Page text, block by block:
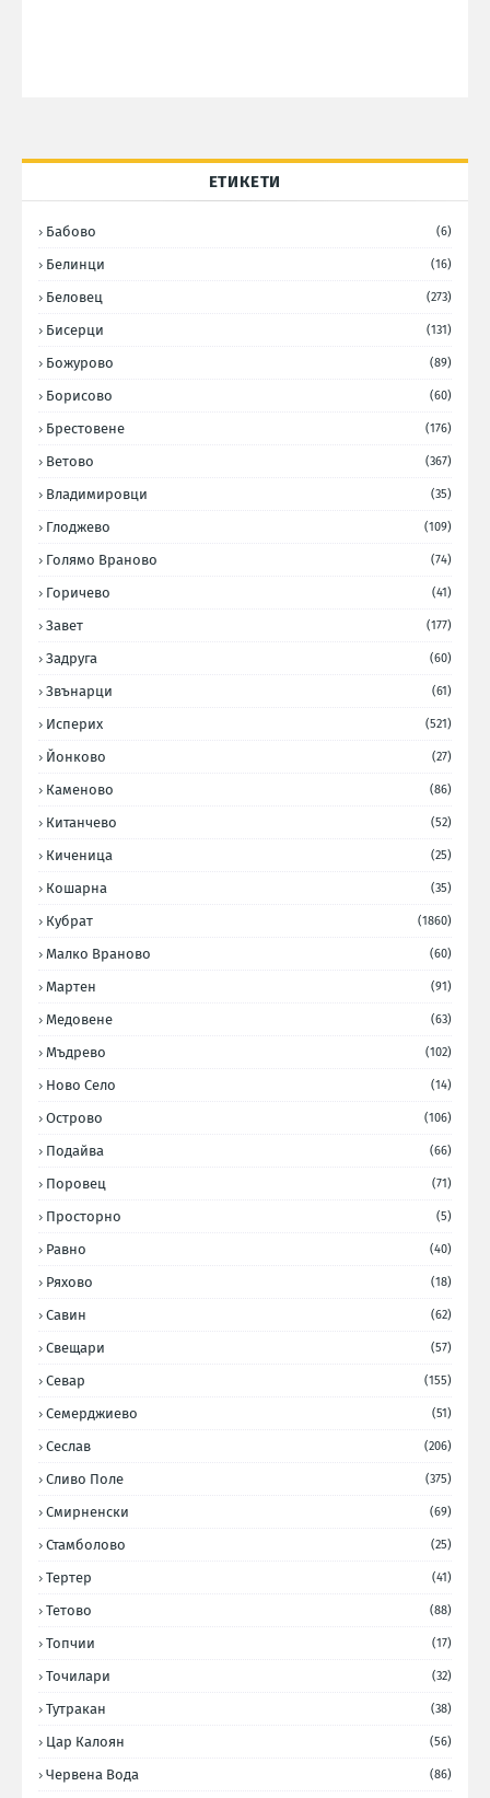
ЕТИКЕТИ
Бабово (6)
Белинци (16)
Беловец (273)
Бисерци (131)
Божурово (89)
Борисово (60)
Брестовене (176)
Ветово (367)
Владимировци (35)
Глоджево (109)
Голямо Враново (74)
Горичево (41)
Завет (177)
Задруга (60)
Звънарци (61)
Исперих (521)
Йонково (27)
Каменово (86)
Китанчево (52)
Киченица (25)
Кошарна (35)
Кубрат (1860)
Малко Враново (60)
Мартен (91)
Медовене (63)
Мъдрево (102)
Ново Село (14)
Острово (106)
Подайва (66)
Поровец (71)
Просторно (5)
Равно (40)
Ряхово (18)
Савин (62)
Свещари (57)
Севар (155)
Семерджиево (51)
Сеслав (206)
Сливо Поле (375)
Смирненски (69)
Стамболово (25)
Тертер (41)
Тетово (88)
Топчии (17)
Точилари (32)
Тутракан (38)
Цар Калоян (56)
Червена Вода (86)